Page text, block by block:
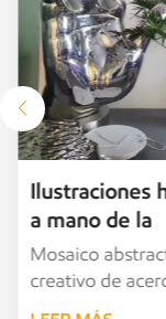
Ilustraciones
a mano de la
escultura del
mosaico del
inoxidable del
Mosaico
creativo de
inoxidable,